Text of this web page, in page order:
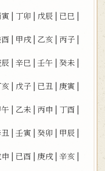
| 丁卯 | 戊辰 | 已巳 |
| 甲戌 | 乙亥 |丙子 |
|辛巳 |壬午 |癸未 |
| 戊子 | 已丑 | 庚寅 |
| 乙未 |丙申 | 丁酉 |
|壬寅 |癸卯 | 甲辰 |
| 已酉 | 庚戌 |辛亥 |